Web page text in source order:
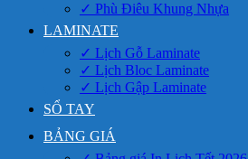
✓ Phù Điêu Khung Nhựa
LAMINATE
✓ Lịch Gỗ Laminate
✓ Lịch Bloc Laminate
✓ Lịch Gập Laminate
SỔ TAY
BẢNG GIÁ